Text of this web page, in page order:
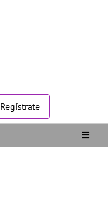
Regístrate